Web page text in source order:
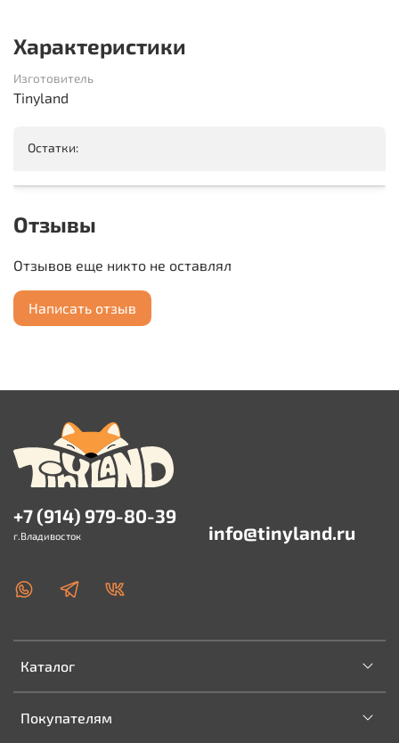
Характеристики
Изготовитель
Tinyland
Остатки:
Отзывы
Отзывов еще никто не оставлял
Написать отзыв
Каталог
Покупателям
+7 (914) 979-80-39
г.Владивосток info@tinyland.ru